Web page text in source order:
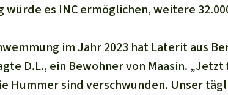
würde es INC ermöglichen, weitere
im Jahr 2023 hat Laterit aus
D.L., ein Bewohner von Maasin.
Hummer sind verschwunden. Unser